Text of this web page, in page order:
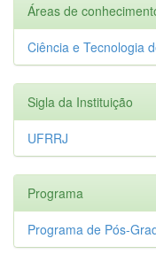
Áreas de
Ciência e Tecnologia
Sigla da Instituição
UFRRJ
Programa
Programa de Pós-